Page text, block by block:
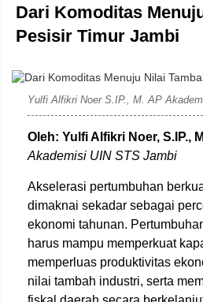
Dari Komoditas
Pesisir Timur Jambi
Yulfi Alfikri Noer S.IP., M. AP
Oleh: Yulfi Alfikri Noer, S.IP.,
Akademisi UIN STS Jambi
Akselerasi pertumbuhan
dimaknai sekadar sebagai
ekonomi tahunan.
harus mampu memperkuat
memperluas produktivitas
nilai tambah industri, serta